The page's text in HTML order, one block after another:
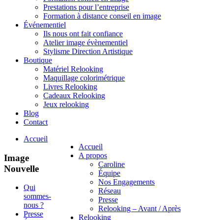
Prestations pour l’entreprise
Formation à distance conseil en image
Événementiel
Ils nous ont fait confiance
Atelier image évènementiel
Stylisme Direction Artistique
Boutique
Matériel Relooking
Maquillage colorimétrique
Livres Relooking
Cadeaux Relooking
Jeux relooking
Blog
Contact
Accueil
A propos
Caroline
Équipe
Nos Engagements
Réseau
Presse
Relooking – Avant / Après
Relooking
Accueil
Image
Nouvelle
Qui
sommes-
nous ?
Presse